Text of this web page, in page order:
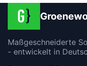
Maßgeschneiderte
- entwickelt in